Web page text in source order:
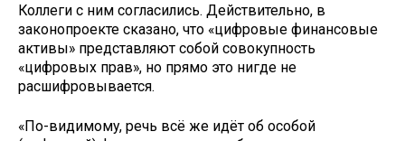
Коллеги с ним согласились. Действительно, в
законопроекте сказано, что «цифровые финансовые
активы» представляют собой совокупность
«цифровых прав», но прямо это нигде не
расшифровывается.
«По-видимому, речь всё же идёт об особой